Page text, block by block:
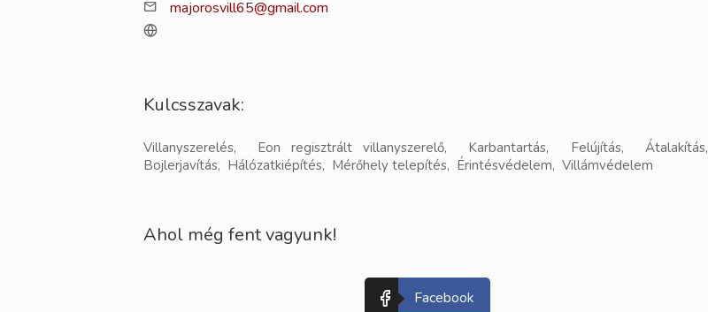
majorosvill65@gmail.com
Kulcsszavak:
Villanyszerelés, Eon regisztrált villanyszerelő, Karbantartás, Felújítás, Átalakítás,
Bojlerjavítás, Hálózatkiépítés, Mérőhely telepítés, Érintésvédelem, Villámvédelem
Ahol még fent vagyunk!
Facebook